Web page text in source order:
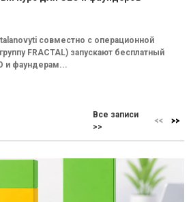
talanovyti совместно с операционной
FRACTAL) запускают бесплатный
и фаундерам...
Все записи
>>